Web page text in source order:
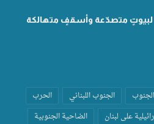
لبيوتٍ متصدّعة وأسقفٍ متهالكة
الجنوب الجنوب اللبناني
الحرب
على لبنان
الضاحية الجنوبية